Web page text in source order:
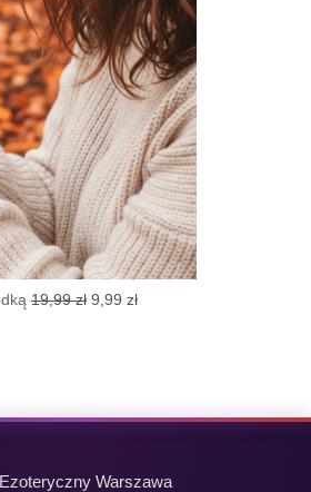
19,99zł Pierwotna
9,99 złAktualna
Warszawa